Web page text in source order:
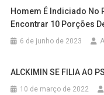
Homem É Indiciado No
Encontrar 10 Porções
6 de junho de 2023
ALCKIMIN SE FILIA AO
10 de março de 2022